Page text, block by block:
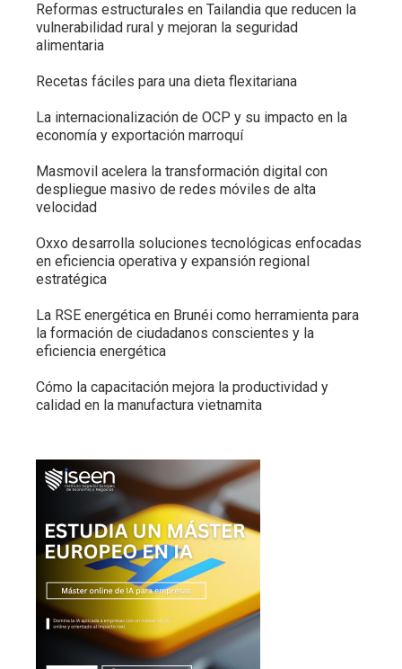
Reformas estructurales en Tailandia que reducen la
vulnerabilidad rural y mejoran la seguridad
alimentaria
Recetas fáciles para una dieta flexitariana
La internacionalización de OCP y su impacto en la
economía y exportación marroquí
Masmovil acelera la transformación digital con
despliegue masivo de redes móviles de alta
velocidad
Oxxo desarrolla soluciones tecnológicas enfocadas
en eficiencia operativa y expansión regional
estratégica
La RSE energética en Brunéi como herramienta para
la formación de ciudadanos conscientes y la
eficiencia energética
Cómo la capacitación mejora la productividad y
calidad en la manufactura vietnamita